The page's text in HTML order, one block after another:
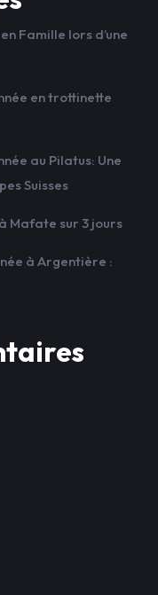
Famille lors d’une
en trottinette
au Pilatus: Une
Suisses
Mafate sur 3 jours
à Argentière :